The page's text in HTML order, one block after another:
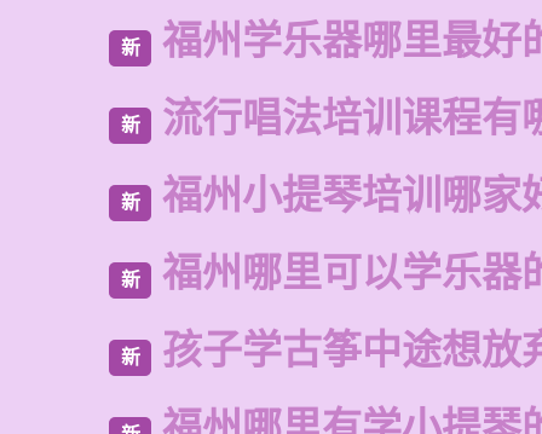
新 福州学乐器哪里最好
新 流行唱法培训课程有
新 福州小提琴培训哪家
新 福州哪里可以学乐器
新 孩子学古筝中途想放